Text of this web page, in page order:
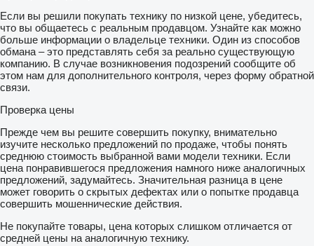
Если вы решили покупать технику по низкой цене, убедитесь,
что вы общаетесь с реальным продавцом. Узнайте как можно
больше информации о владельце техники. Один из способов
обмана – это представлять себя за реально существующую
компанию. В случае возникновения подозрений сообщите об
этом нам для дополнительного контроля, через форму обратной
связи.
Проверка цены
Прежде чем вы решите совершить покупку, внимательно
изучите несколько предложений по продаже, чтобы понять
среднюю стоимость выбранной вами модели техники. Если
цена понравившегося предложения намного ниже аналогичных
предложений, задумайтесь. Значительная разница в цене
может говорить о скрытых дефектах или о попытке продавца
совершить мошеннические действия.
Не покупайте товары, цена которых слишком отличается от
средней цены на аналогичную технику.